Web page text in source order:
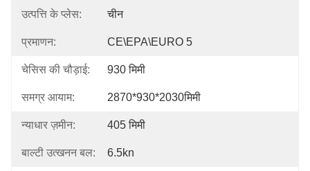
उत्पत्ति के प्लेस: चीन
प्रमाणन: CE\EPA\EURO 5
चेसिस की चौड़ाई: 930 मिमी
समग्र आयाम: 2870*930*2030मिमी
न्याधार ज़मीन: 405 मिमी
बाल्टी उत्खनन बल: 6.5kn